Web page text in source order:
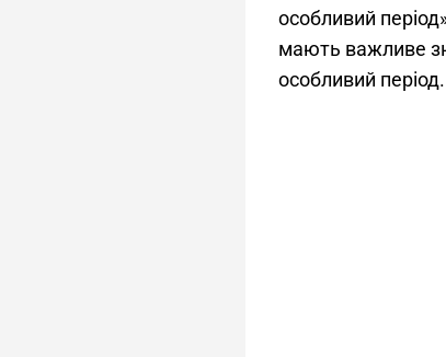
особливий
мають важливе
особливий період.